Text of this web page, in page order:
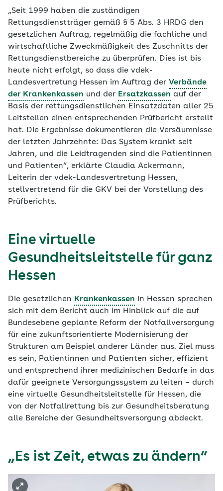
„Seit 1999 haben die zuständigen
Rettungsdienstträger gemäß § 5 Abs. 3 HRDG den
gesetzlichen Auftrag, regelmäßig die fachliche und
wirtschaftliche Zweckmäßigkeit des Zuschnitts der
Rettungsdienstbereiche zu überprüfen. Dies ist bis
heute nicht erfolgt, so dass die vdek-
Landesvertretung Hessen im Auftrag der Verbände
der Krankenkassen und der Ersatzkassen auf der
Basis der rettungsdienstlichen Einsatzdaten aller 25
Leitstellen einen entsprechenden Prüfbericht erstellt
hat. Die Ergebnisse dokumentieren die Versäumnisse
der letzten Jahrzehnte: Das System krankt seit
Jahren, und die Leidtragenden sind die Patientinnen
und Patienten“, erklärte Claudia Ackermann,
Leiterin der vdek-Landesvertretung Hessen,
stellvertretend für die GKV bei der Vorstellung des
Prüfberichts.
Eine virtuelle
Gesundheitsleitstelle für ganz
Hessen
Die gesetzlichen Krankenkassen in Hessen sprechen
sich mit dem Bericht auch im Hinblick auf die auf
Bundesebene geplante Reform der Notfallversorgung
für eine zukunftsorientierte Modernisierung der
Strukturen am Beispiel anderer Länder aus. Ziel muss
es sein, Patientinnen und Patienten sicher, effizient
und entsprechend ihrer medizinischen Bedarfe in das
dafür geeignete Versorgungssystem zu leiten – durch
eine virtuelle Gesundheitsleitstelle für Hessen, die
von der Notfallrettung bis zur Gesundheitsberatung
alle Bereiche der Gesundheitsversorgung abdeckt.
„Es ist Zeit, etwas zu ändern“